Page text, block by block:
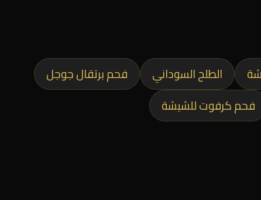
الطلح السوداني
فحم برتقال جوجل
فحم كرفوت للشيشة